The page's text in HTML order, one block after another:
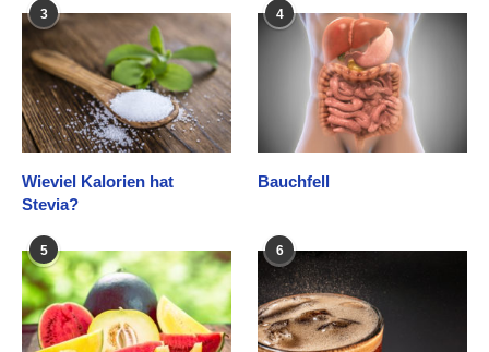
3
Wieviel Kalorien hat
Stevia?
4
Bauchfell
5 6